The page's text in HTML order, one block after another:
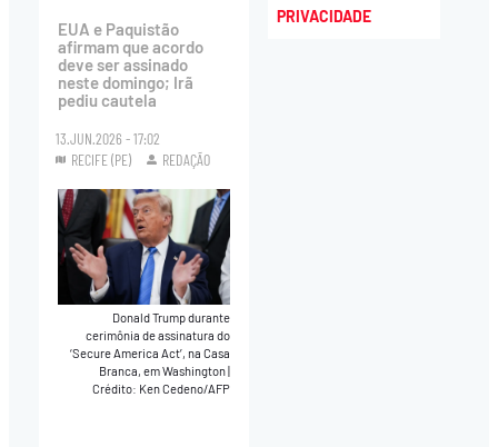
EUA e Paquistão
afirmam que acordo
deve ser assinado
neste domingo; Irã
pediu cautela
13.JUN.2026 - 17:02
RECIFE (PE)
REDAÇÃO
Donald Trump durante
cerimônia de assinatura do
‘Secure America Act’, na Casa
Branca, em Washington|
Crédito: Ken Cedeno/AFP
PRIVACIDADE